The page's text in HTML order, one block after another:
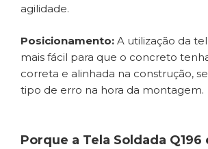
agilidade.
Posicionamento: A utilização da
mais fácil para que o concreto
correta e alinhada na construção,
tipo de erro na hora da montagem.
Porque a Tela Soldada